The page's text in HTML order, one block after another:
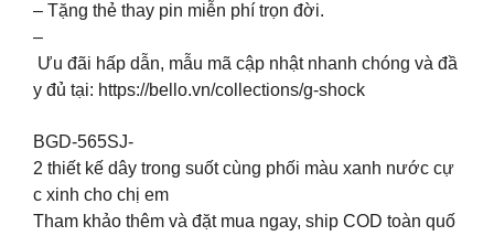
– Tặng thẻ thay pin miễn phí trọn đời.
–
Ưu đãi hấp dẫn, mẫu mã cập nhật nhanh chóng và đầ
y đủ tại: https://bello.vn/collections/g-shock
BGD-565SJ-
2 thiết kế dây trong suốt cùng phối màu xanh nước cự
c xinh cho chị em
Tham khảo thêm và đặt mua ngay, ship COD toàn quố